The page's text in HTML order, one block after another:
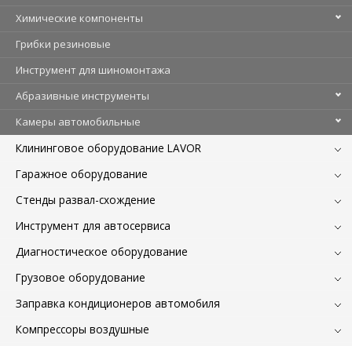
Химические компоненты
Грибки резиновые
Инструмент для шиномонтажа
Абразивные инструменты
Камеры автомобильные
Клининговое оборудование LAVOR
Гаражное оборудование
Стенды развал-схождение
Инструмент для автосервиса
Диагностическое оборудование
Грузовое оборудование
Заправка кондиционеров автомобиля
Компрессоры воздушные